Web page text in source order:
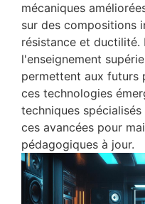
mécaniques
sur des compositions
résistance et ductilité.
l'enseignement
permettent aux futurs
ces technologies
techniques
ces avancées pour
pédagogiques à jour.